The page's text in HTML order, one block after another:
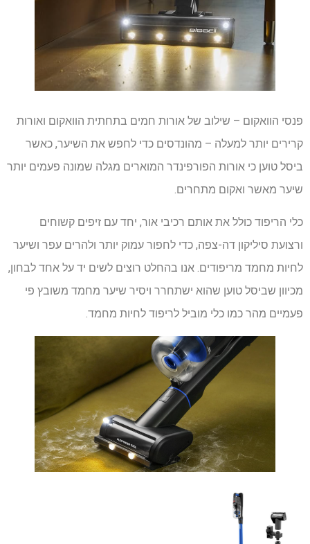
פנסי הוואקום – שילוב של אורות חמים בתחתית הוואקום ואורות
קרירים יותר למעלה – מהונדסים כדי לחפש את השיער, כאשר
ביסל טוען כי אורות הפורפינדר המוארים מגלה שמונה פעמים יותר
שיער מאשר ואקום מתחרים.
כלי הריפוד כולל את אותם רכיבי אור, יחד עם זיפים קשוחים
ורצועת סיליקון דה-צפה, כדי לחפור עמוק יותר ולהרים עפר ושיער
לחיות מחמד מריפודים. אנו בהחלט רוצים לשים יד על אחד לבחון,
מכיוון שביסל טוען שהוא ישתחרר ויסיר שיער מחמד משובץ פי
פעמיים מהר כמו כלי מוביל לריפוד לחיות מחמד.